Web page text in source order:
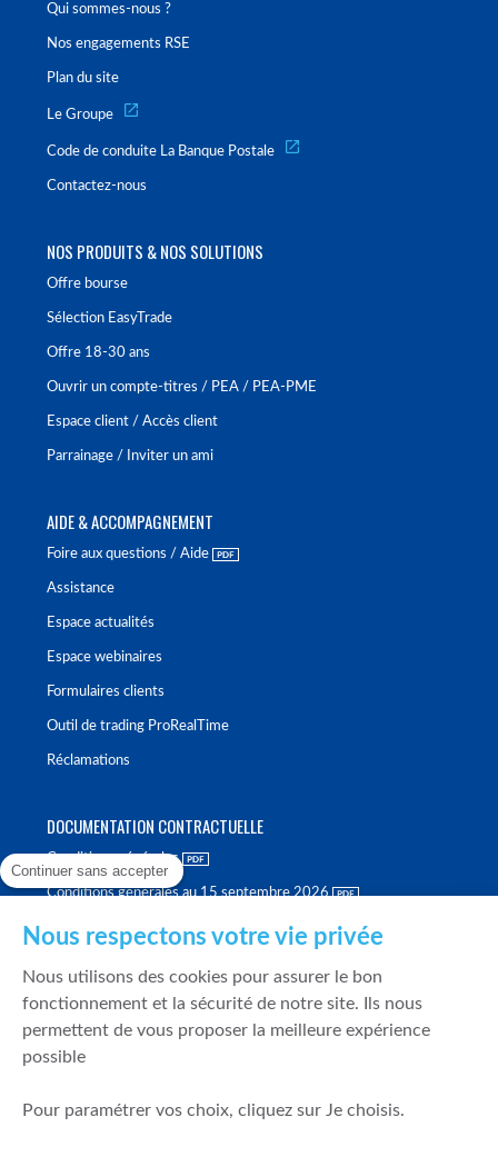
Qui sommes-nous ?
Nos engagements RSE
Plan du site
Le Groupe
Code de conduite La Banque Postale
Contactez-nous
NOS PRODUITS & NOS SOLUTIONS
Offre bourse
Sélection EasyTrade
Offre 18-30 ans
Ouvrir un compte-titres / PEA / PEA-PME
Espace client / Accès client
Parrainage / Inviter un ami
AIDE & ACCOMPAGNEMENT
Foire aux questions / Aide
Assistance
Espace actualités
Espace webinaires
Formulaires clients
Outil de trading ProRealTime
Réclamations
DOCUMENTATION CONTRACTUELLE
Conditions générales
Conditions générales au 15 septembre 2026
Politique de meilleure sélection
Politique de durabilité
Fonds de garantie des dépôts et de résolution
Continuer sans accepter
Nous respectons votre vie privée
Nous utilisons des cookies pour assurer le bon
fonctionnement et la sécurité de notre site. Ils nous
permettent de vous proposer la meilleure expérience
possible
Pour paramétrer vos choix, cliquez sur Je choisis.